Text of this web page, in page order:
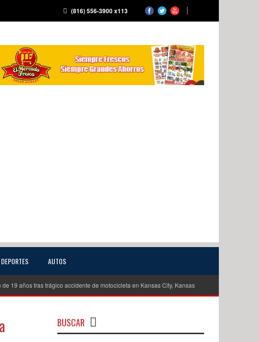
(816) 556-3900 x113
DEPORTES AUTOS
de 19 años tras trágico accidente de motocicleta en Kansas City, Kansas
BUSCAR